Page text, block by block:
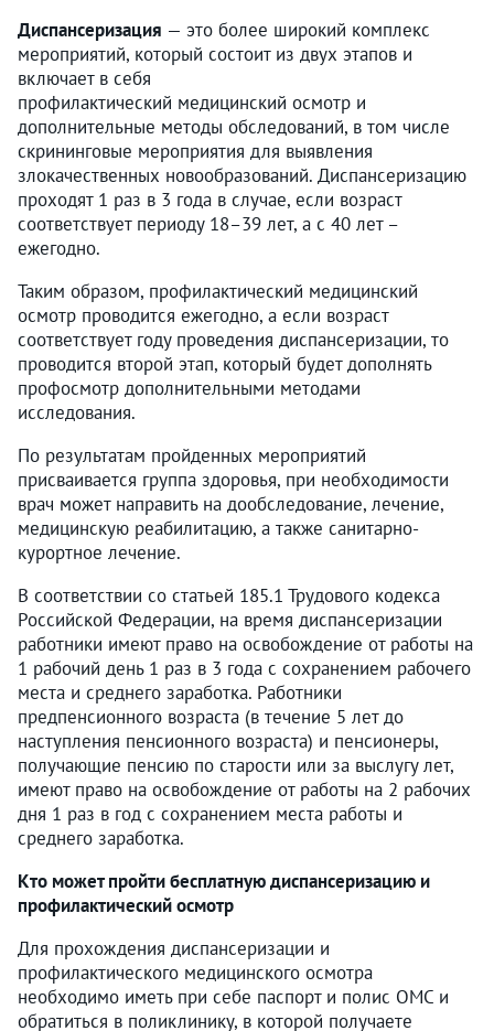
Диспансеризация — это более широкий комплекс
мероприятий, который состоит из двух этапов и
включает в себя
профилактический медицинский осмотр и
дополнительные методы обследований, в том числе
скрининговые мероприятия для выявления
злокачественных новообразований. Диспансеризацию
проходят 1 раз в 3 года в случае, если возраст
соответствует периоду 18–39 лет, а с 40 лет –
ежегодно.
Таким образом, профилактический медицинский
осмотр проводится ежегодно, а если возраст
соответствует году проведения диспансеризации, то
проводится второй этап, который будет дополнять
профосмотр дополнительными методами
исследования.
По результатам пройденных мероприятий
присваивается группа здоровья, при необходимости
врач может направить на дообследование, лечение,
медицинскую реабилитацию, а также санитарно-
курортное лечение.
В соответствии со статьей 185.1 Трудового кодекса
Российской Федерации, на время диспансеризации
работники имеют право на освобождение от работы на
1 рабочий день 1 раз в 3 года с сохранением рабочего
места и среднего заработка. Работники
предпенсионного возраста (в течение 5 лет до
наступления пенсионного возраста) и пенсионеры,
получающие пенсию по старости или за выслугу лет,
имеют право на освобождение от работы на 2 рабочих
дня 1 раз в год с сохранением места работы и
среднего заработка.
Кто может пройти бесплатную диспансеризацию и
профилактический осмотр
Для прохождения диспансеризации и
профилактического медицинского осмотра
необходимо иметь при себе паспорт и полис ОМС и
обратиться в поликлинику, в которой получаете